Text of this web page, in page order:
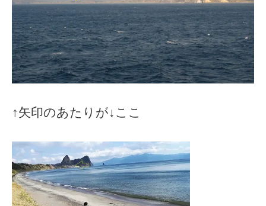
↑矢印のあたりが↓ここ